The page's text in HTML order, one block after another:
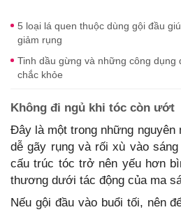
5 loại lá quen thuộc dùng gội đầu
giảm rụng
Tinh dầu gừng và những công dụng
chắc khỏe
Không đi ngủ khi tóc còn ướt
Đây là một trong những nguyên
dễ gãy rụng và rối xù vào
cấu trúc tóc trở nên yếu hơn
thương dưới tác động của ma
Nếu gội đầu vào buổi tối, nên